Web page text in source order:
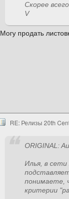
Скорее
V
Могу продать
RE: Релизы 20th
ORIGINAL:
Илья, в
понимаете,
критерии